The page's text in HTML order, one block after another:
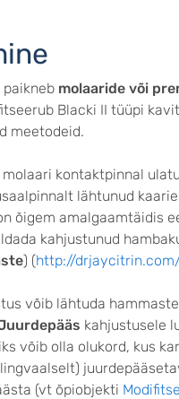
molaaride või
Blacki II tüüpi
meetodeid.
molaari kontaktpinnal
lähtunud
õigem amalgaamtäidis
kahjustunud
) (http://
võib lähtuda hammaste
kahjustusele
võib olla olukord, kus
(vt õpiobjekti